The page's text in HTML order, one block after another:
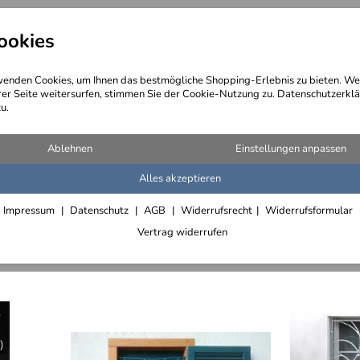
Cookies, um Ihnen das bestmögliche Shopping-Erlebnis zu bieten.
Seite weitersurfen, stimmen Sie der Cookie-Nutzung zu.
Ablehnen Einstellungen anpassen
Alles akzeptieren
Impressum Datenschutz AGB Widerrufsrecht
Widerrufsformular
Vertrag widerrufen
Wegebeschreibung @
und Schiebe Rolläden (612 Artikel)
Fenstergitter und Gitter